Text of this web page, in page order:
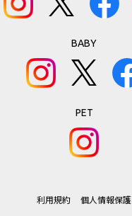
BABY
PET
利用規約 個人情報保護